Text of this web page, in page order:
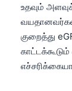
உதவும்
குறைத்து